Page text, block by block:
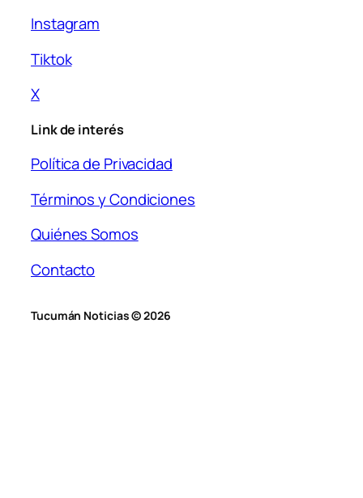
Instagram
Tiktok
X
Link de interés
Política de Privacidad
Términos y Condiciones
Quiénes Somos
Contacto
Tucumán Noticias © 2026